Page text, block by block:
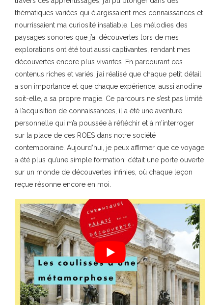
thématiques variées qui élargissaient mes connaissances et
nourrissaient ma curiosité insatiable. Les mélodies des
paysages sonores que j’ai découvertes lors de mes
explorations ont été tout aussi captivantes, rendant mes
découvertes encore plus vivantes. En parcourant ces
contenus riches et variés, j’ai réalisé que chaque petit détail
a son importance et que chaque expérience, aussi anodine
soit-elle, a sa propre magie. Ce parcours ne s’est pas limité
à l’acquisition de connaissances, il a été une aventure
personnelle qui m’a poussée à réfléchir et à m’interroger
sur la place de ces ROES dans notre société
contemporaine. Aujourd’hui, je peux affirmer que ce voyage
a été plus qu’une simple formation; c’était une porte ouverte
sur un monde de découvertes infinies, où chaque leçon
reçue résonne encore en moi.